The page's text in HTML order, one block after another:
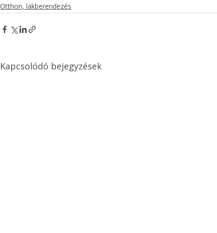
Otthon, lakberendezés
Kapcsolódó bejegyzések